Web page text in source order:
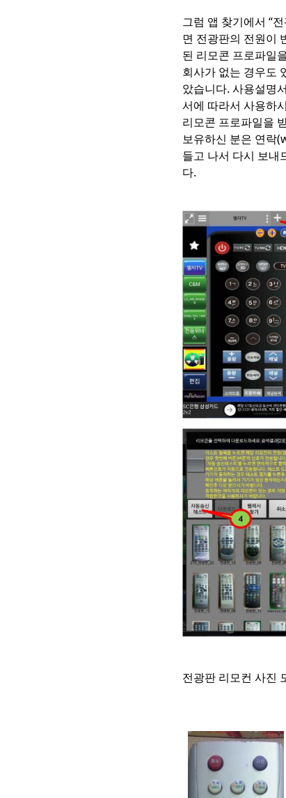
그럼 앱 찾기에서 “
면 전광판의 전원이
된 리모콘 프로파일
회사가 없는 경우도
았습니다. 사용설명
서에 따라서 사용하
리모콘 프로파일을
보유하신 분은 연락
들고 나서 다시 보내
다.
전광판 리모컨 사진